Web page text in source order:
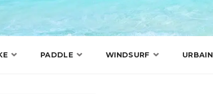
PADDLE WINDSURF URBAIN